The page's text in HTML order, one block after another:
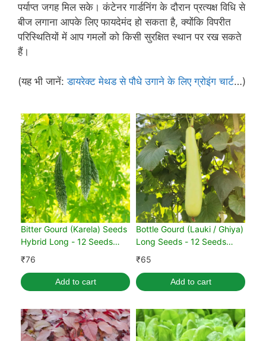
पर्याप्त जगह मिल सके। कंटेनर गार्डनिंग के दौरान प्रत्यक्ष विधि से
बीज लगाना आपके लिए फायदेमंद हो सकता है, क्योंकि विपरीत
परिस्थितियों में आप गमलों को किसी सुरक्षित स्थान पर रख सकते
हैं।
(यह भी जानें:डायरेक्ट मेथड से पौधे उगाने के लिए ग्रोइंग चार्ट…)
Bitter Gourd (Karela) Seeds
Hybrid Long - 12 Seeds
(करेला के बीज)
₹76
Add to cart
Bottle Gourd (Lauki / Ghiya)
Long Seeds - 12 Seeds
(लौकी के बीज)
₹65
Add to cart